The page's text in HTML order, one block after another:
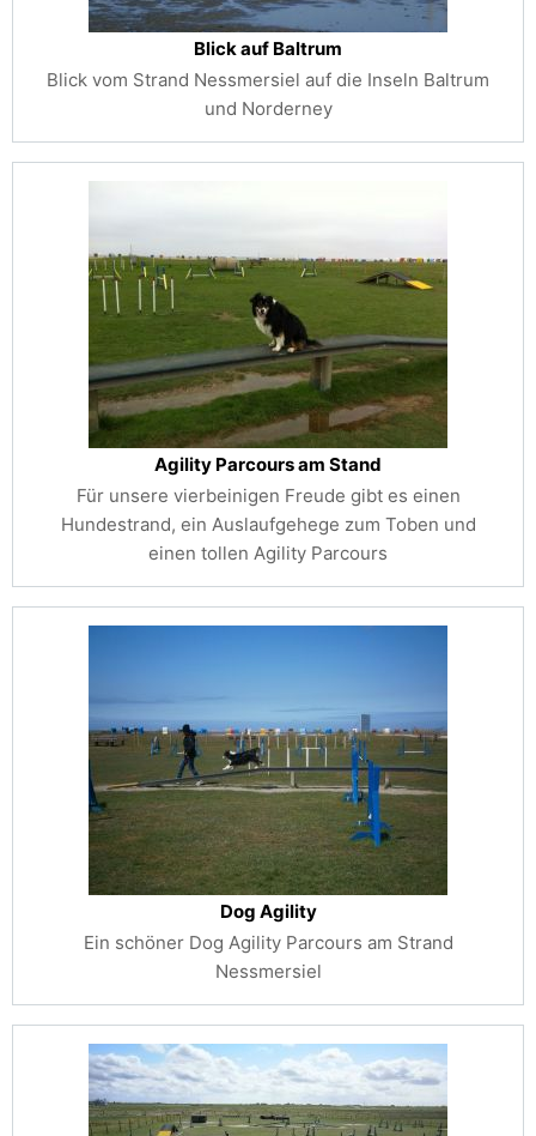
Blick auf Baltrum
Blick vom Strand Nessmersiel auf die Inseln Baltrum
und Norderney
Agility Parcours am Stand
Für unsere vierbeinigen Freude gibt es einen
Hundestrand, ein Auslaufgehege zum Toben und
einen tollen Agility Parcours
Dog Agility
Ein schöner Dog Agility Parcours am Strand
Nessmersiel